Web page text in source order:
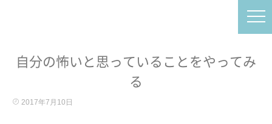
自分の怖いと思っていることをやってみ
る
2017年7月10日